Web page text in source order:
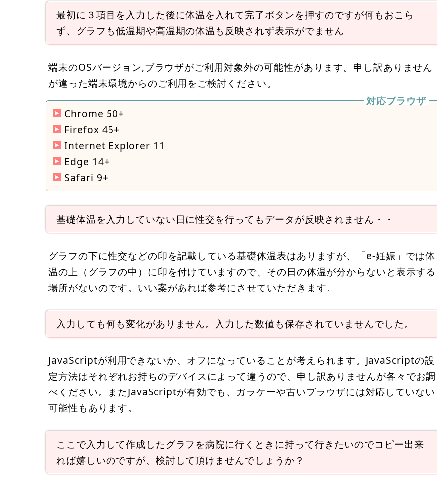
最初に３項目を入力した後に体温を入れて完了ボタンを押すのですが何もおこら
ず、グラフも低温期や高温期の体温も反映されず表示がでません
端末のOSバージョン,ブラウザがご利用対象外の可能性があります。申し訳ありません
が違った端末環境からのご利用をご検討ください。
Chrome 50+
Firefox 45+
Internet Explorer 11
Edge 14+
Safari 9+
基礎体温を入力していない日に性交を行ってもデータが反映されません・・
グラフの下に性交などの印を記載している基礎体温表はありますが、「e-妊娠」では体
温の上（グラフの中）に印を付けていますので、その日の体温が分からないと表示する
場所がないのです。いい案があれば参考にさせていただきます。
入力しても何も変化がありません。入力した数値も保存されていませんでした。
JavaScriptが利用できないか、オフになっていることが考えられます。JavaScriptの設
定方法はそれぞれお持ちのデバイスによって違うので、申し訳ありませんが各々でお調
べください。またJavaScriptが有効でも、ガラケーや古いブラウザには対応していない
可能性もあります。
ここで入力して作成したグラフを病院に行くときに持って行きたいのでコピー出来
れば嬉しいのですが、検討して頂けませんでしょうか？